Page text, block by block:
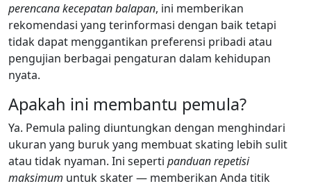
perencana kecepatan balapan, ini memberikan
rekomendasi yang terinformasi dengan baik tetapi
tidak dapat menggantikan preferensi pribadi atau
pengujian berbagai pengaturan dalam kehidupan
nyata.
Apakah ini membantu pemula?
Ya. Pemula paling diuntungkan dengan menghindari
ukuran yang buruk yang membuat skating lebih sulit
atau tidak nyaman. Ini seperti panduan repetisi
maksimum untuk skater — memberikan Anda titik